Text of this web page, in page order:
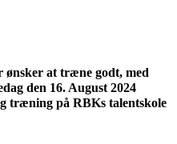
ønsker at træne godt, med
den 16. August 2024
træning på RBKs talentskole